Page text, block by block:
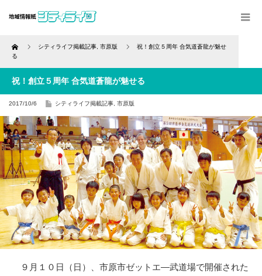
Home シティライフ掲載記事 市原版
祝！創立５周年 合気道蒼龍が魅せ
る
祝！創立５周年 合気道蒼龍が魅せる
2017/10/6 シティライフ掲載記事 市原版
９月１０日（日）、市原市ゼットエ―武道場で開催された